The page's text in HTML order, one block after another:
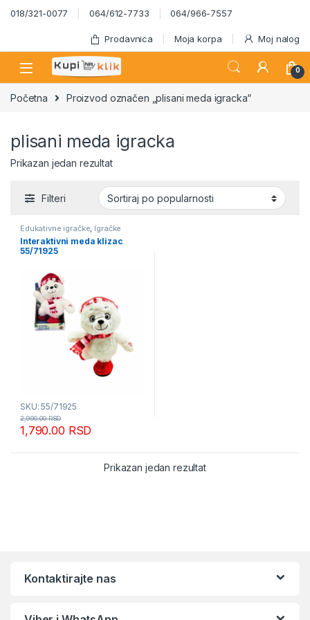
Skip to navigation
Skip to content
018/321-0077 064/612-7733 064/966-7557
Prodavnica Moja korpa Moj nalog
0
Početna Proizvod označen „plisani meda igracka“
plisani meda igracka
Prikazan jedan rezultat
Filteri
Edukativne igračke, Igračke
Interaktivni meda klizac
55/71925
SKU: 55/71925
1,790.00 RSD
2,990.00RSD
Prikazan jedan rezultat
Kontaktirajte nas